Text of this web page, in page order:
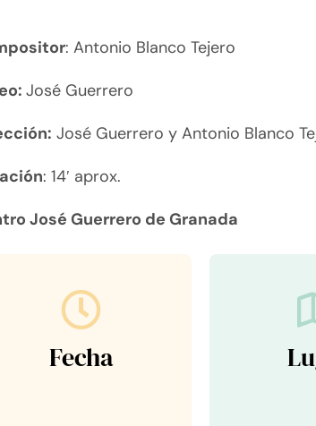
: Antonio Blanco Tejero
José Guerrero
José Guerrero y Antonio Blanco
: 14′ aprox.
José Guerrero de Granada
Fecha